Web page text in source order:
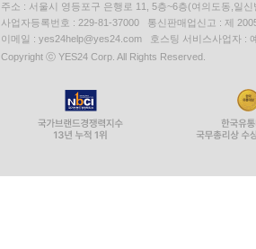
주소 : 서울시 영등포구 은행로 11, 5층~6층(여의도동,일신
사업자등록번호 : 229-81-37000 통신판매업신고 : 제
이메일 : yes24help@yes24.com 호스팅 서비스사업자 :
Copyright ⓒ YES24 Corp. All Rights Reserved.